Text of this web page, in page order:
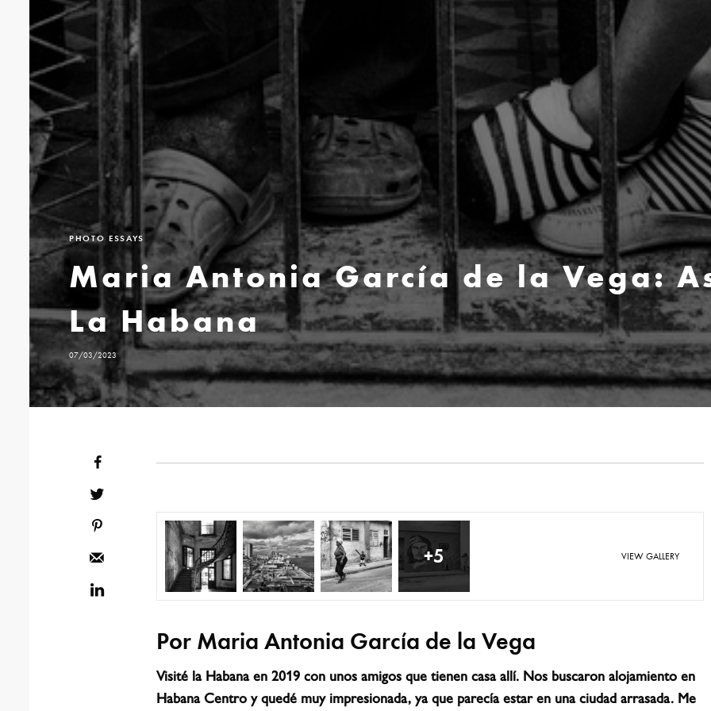
PHOTO ESSAYS
Maria Antonia García de la Vega:
La Habana
07/03/2023
+5 VIEW GALLERY
Por Maria Antonia García de la Vega
Visité la Habana en 2019 con unos amigos que tienen casa allí. Nos buscaron alojamiento en
Habana Centro y quedé muy impresionada, ya que parecía estar en una ciudad arrasada. Me